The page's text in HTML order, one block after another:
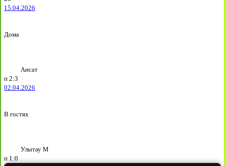
15.04.2026
Дома
Ансат
п 2:3
02.04.2026
В гостях
Улытау М
п 1:0